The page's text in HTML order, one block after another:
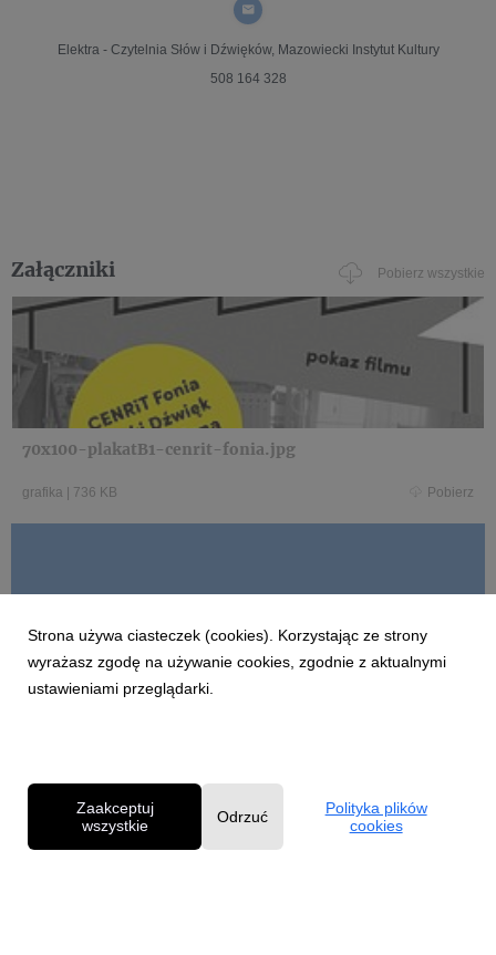
Elektra - Czytelnia Słów i Dźwięków, Mazowiecki Instytut Kultury
508 164 328
Załączniki Pobierz wszystkie
70x100-plakatB1-cenrit-fonia.jpg
grafika | 736 KB Pobierz
Strona używa ciasteczek (cookies). Korzystając ze strony
wyrażasz zgodę na używanie cookies, zgodnie z aktualnymi
ustawieniami przeglądarki.
Zaakceptuj
wszystkie
Odrzuć
Polityka plików
cookies